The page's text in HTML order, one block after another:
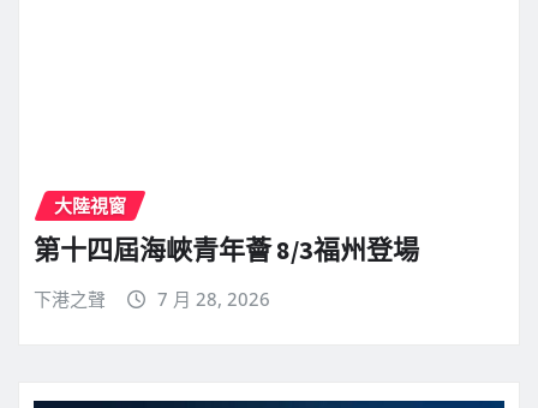
大陸視窗
第十四屆海峽青年薈 8/3福州登場
下港之聲 7 月 28, 2026